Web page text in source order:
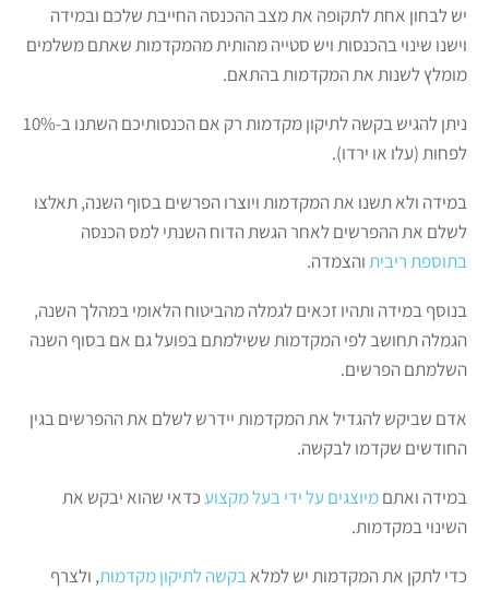
יש לבחון אחת לתקופה את מצב ההכנסה החייבת שלכם ובמידה
וישנו שינוי בהכנסות ויש סטייה מהותית מהמקדמות שאתם משלמים
מומלץ לשנות את המקדמות בהתאם.
ניתן להגיש בקשה לתיקון מקדמות רק אם הכנסותיכם השתנו ב-10%
לפחות (עלו או ירדו).
במידה ולא תשנו את המקדמות ויוצרו הפרשים בסוף השנה, תאלצו
לשלם את ההפרשים לאחר הגשת הדוח השנתי למס הכנסה
בתוספת ריביתוהצמדה.
בנוסף במידה ותהיו זכאים לגמלה מהביטוח הלאומי במהלך השנה,
הגמלה תחושב לפי המקדמות ששילמתם בפועל גם אם בסוף השנה
השלמתם הפרשים.
אדם שביקש להגדיל את המקדמות יידרש לשלם את ההפרשים בגין
החודשים שקדמו לבקשה.
במידה ואתםמיוצגים על ידי בעל מקצועכדאי שהוא יבקש את
השינוי במקדמות.
כדי לתקן את המקדמות יש למלאבקשה לתיקון מקדמות, ולצרף